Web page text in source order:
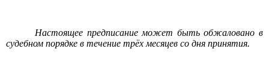
Настоящее предписание может быть обжаловано в
судебном порядке в течение трёх месяцев со дня принятия.